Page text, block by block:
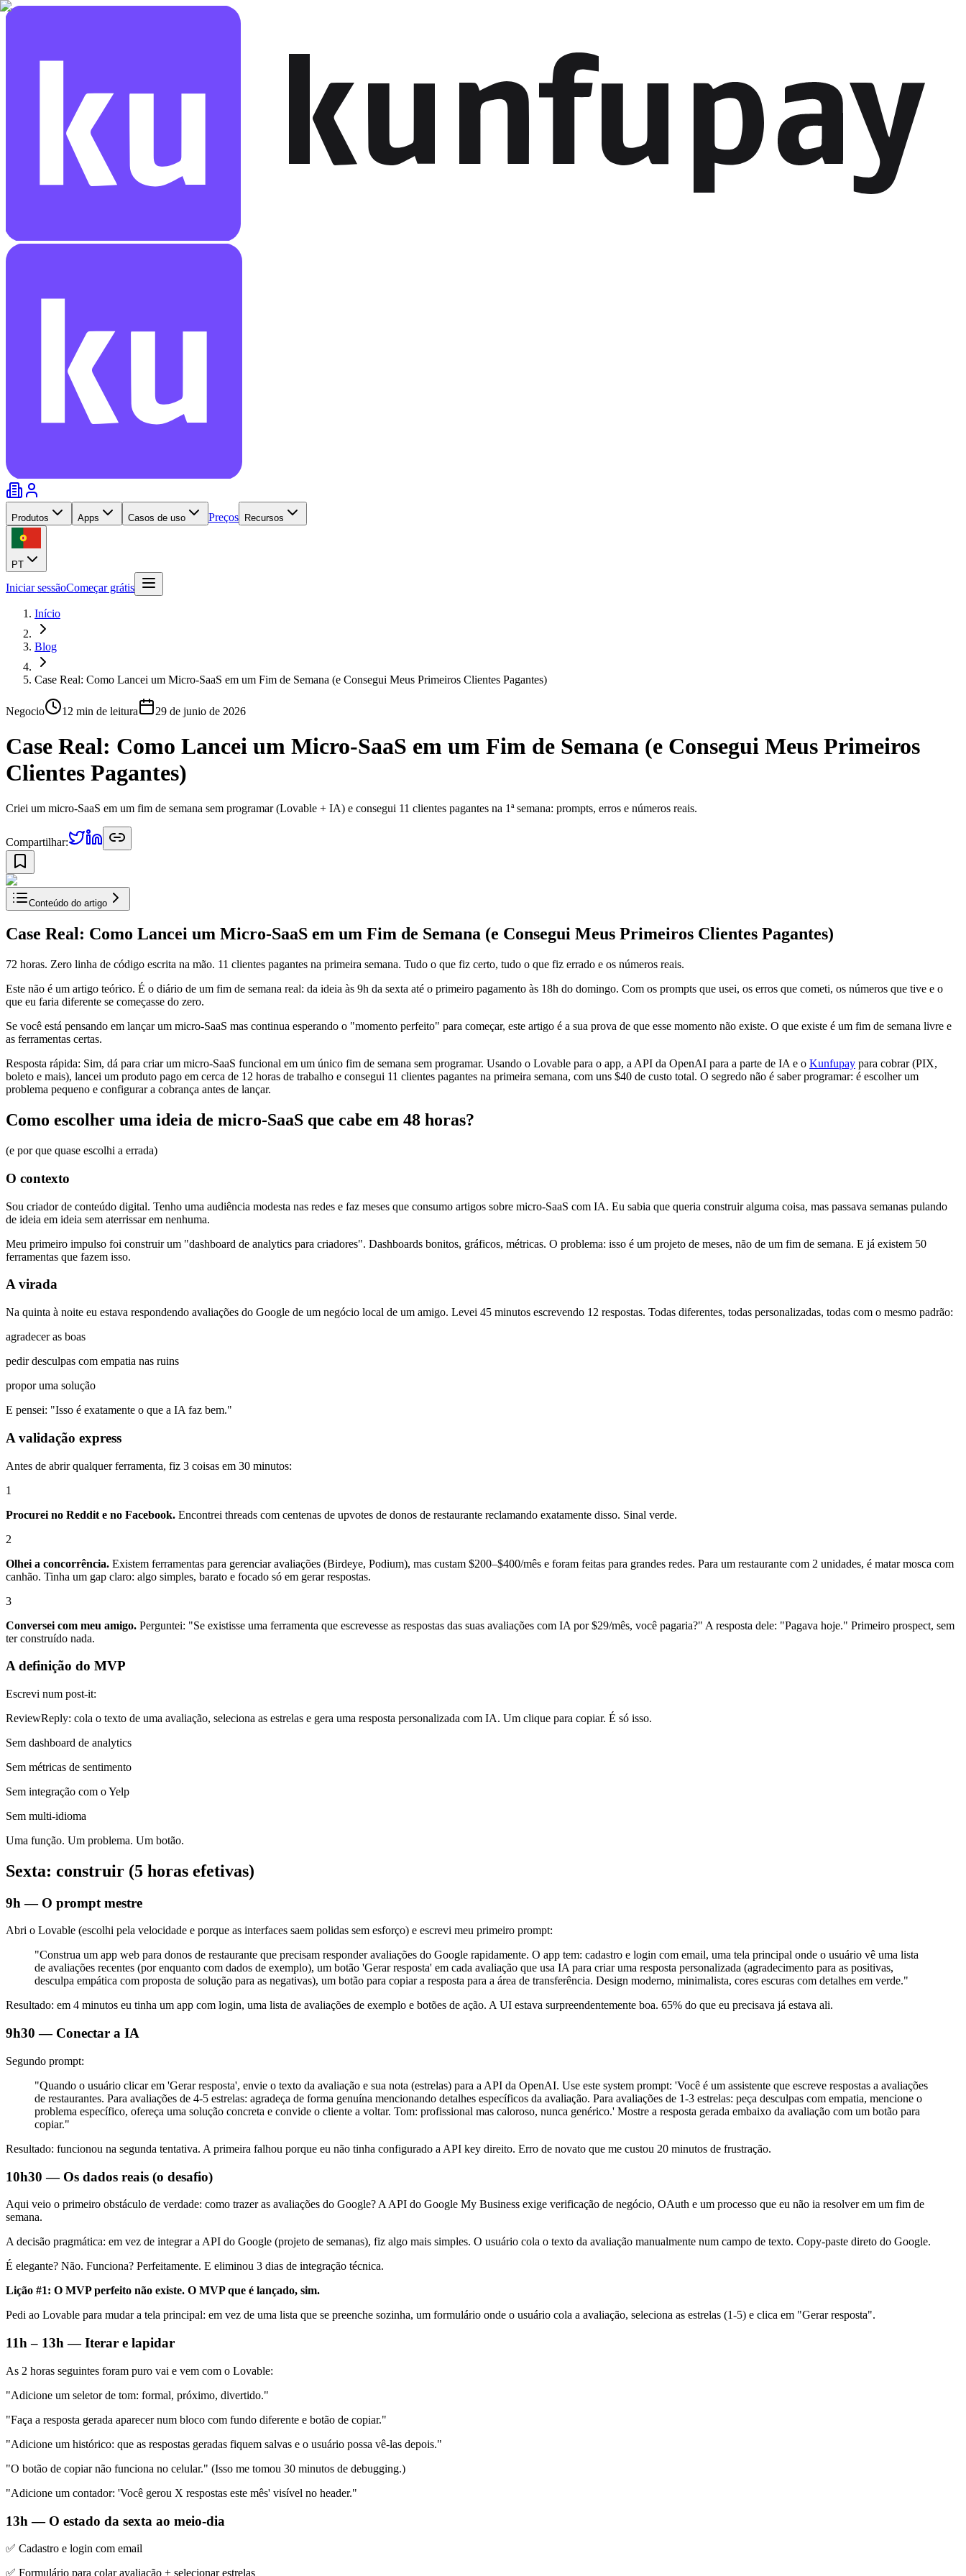
Produtos Apps Casos de uso Preços Recursos
PT
Iniciar sessãoComeçar grátis
Início
Blog
Case Real: Como Lancei um Micro-SaaS em um Fim de Semana (e Consegui Meus Primeiros Clientes Pagantes)
Negocio 12 min de leitura 29 de junio de 2026
Case Real: Como Lancei um Micro-SaaS em um Fim de Semana (e Consegui Meus Primeiros
Clientes Pagantes)
Criei um micro-SaaS em um fim de semana sem programar (Lovable + IA) e consegui 11 clientes pagantes na 1ª semana: prompts, erros e números reais.
Compartilhar:
Conteúdo do artigo
Case Real: Como Lancei um Micro-SaaS em um Fim de Semana (e Consegui Meus Primeiros Clientes Pagantes)
72 horas. Zero linha de código escrita na mão. 11 clientes pagantes na primeira semana. Tudo o que fiz certo, tudo o que fiz errado e os números reais.
Este não é um artigo teórico. É o diário de um fim de semana real: da ideia às 9h da sexta até o primeiro pagamento às 18h do domingo. Com os prompts que usei, os erros que cometi, os números que tive e o
que eu faria diferente se começasse do zero.
Se você está pensando em lançar um micro-SaaS mas continua esperando o "momento perfeito" para começar, este artigo é a sua prova de que esse momento não existe. O que existe é um fim de semana livre e
as ferramentas certas.
Resposta rápida: Sim, dá para criar um micro-SaaS funcional em um único fim de semana sem programar. Usando o Lovable para o app, a API da OpenAI para a parte de IA e o Kunfupay para cobrar (PIX,
boleto e mais), lancei um produto pago em cerca de 12 horas de trabalho e consegui 11 clientes pagantes na primeira semana, com uns $40 de custo total. O segredo não é saber programar: é escolher um
problema pequeno e configurar a cobrança antes de lançar.
Como escolher uma ideia de micro-SaaS que cabe em 48 horas?
(e por que quase escolhi a errada)
O contexto
Sou criador de conteúdo digital. Tenho uma audiência modesta nas redes e faz meses que consumo artigos sobre micro-SaaS com IA. Eu sabia que queria construir alguma coisa, mas passava semanas pulando
de ideia em ideia sem aterrissar em nenhuma.
Meu primeiro impulso foi construir um "dashboard de analytics para criadores". Dashboards bonitos, gráficos, métricas. O problema: isso é um projeto de meses, não de um fim de semana. E já existem 50
ferramentas que fazem isso.
A virada
Na quinta à noite eu estava respondendo avaliações do Google de um negócio local de um amigo. Levei 45 minutos escrevendo 12 respostas. Todas diferentes, todas personalizadas, todas com o mesmo padrão:
agradecer as boas
pedir desculpas com empatia nas ruins
propor uma solução
E pensei: "Isso é exatamente o que a IA faz bem."
A validação express
Antes de abrir qualquer ferramenta, fiz 3 coisas em 30 minutos:
1
Procurei no Reddit e no Facebook. Encontrei threads com centenas de upvotes de donos de restaurante reclamando exatamente disso. Sinal verde.
2
Olhei a concorrência. Existem ferramentas para gerenciar avaliações (Birdeye, Podium), mas custam $200–$400/mês e foram feitas para grandes redes. Para um restaurante com 2 unidades, é matar mosca com
canhão. Tinha um gap claro: algo simples, barato e focado só em gerar respostas.
3
Conversei com meu amigo. Perguntei: "Se existisse uma ferramenta que escrevesse as respostas das suas avaliações com IA por $29/mês, você pagaria?" A resposta dele: "Pagava hoje." Primeiro prospect, sem
ter construído nada.
A definição do MVP
Escrevi num post-it:
ReviewReply: cola o texto de uma avaliação, seleciona as estrelas e gera uma resposta personalizada com IA. Um clique para copiar. É só isso.
Sem dashboard de analytics
Sem métricas de sentimento
Sem integração com o Yelp
Sem multi-idioma
Uma função. Um problema. Um botão.
Sexta: construir (5 horas efetivas)
9h — O prompt mestre
Abri o Lovable (escolhi pela velocidade e porque as interfaces saem polidas sem esforço) e escrevi meu primeiro prompt:
"Construa um app web para donos de restaurante que precisam responder avaliações do Google rapidamente. O app tem: cadastro e login com email, uma tela principal onde o usuário vê uma lista
de avaliações recentes (por enquanto com dados de exemplo), um botão 'Gerar resposta' em cada avaliação que usa IA para criar uma resposta personalizada (agradecimento para as positivas,
desculpa empática com proposta de solução para as negativas), um botão para copiar a resposta para a área de transferência. Design moderno, minimalista, cores escuras com detalhes em verde."
Resultado: em 4 minutos eu tinha um app com login, uma lista de avaliações de exemplo e botões de ação. A UI estava surpreendentemente boa. 65% do que eu precisava já estava ali.
9h30 — Conectar a IA
Segundo prompt:
"Quando o usuário clicar em 'Gerar resposta', envie o texto da avaliação e sua nota (estrelas) para a API da OpenAI. Use este system prompt: 'Você é um assistente que escreve respostas a avaliações
de restaurantes. Para avaliações de 4-5 estrelas: agradeça de forma genuína mencionando detalhes específicos da avaliação. Para avaliações de 1-3 estrelas: peça desculpas com empatia, mencione o
problema específico, ofereça uma solução concreta e convide o cliente a voltar. Tom: profissional mas caloroso, nunca genérico.' Mostre a resposta gerada embaixo da avaliação com um botão para
copiar."
Resultado: funcionou na segunda tentativa. A primeira falhou porque eu não tinha configurado a API key direito. Erro de novato que me custou 20 minutos de frustração.
10h30 — Os dados reais (o desafio)
Aqui veio o primeiro obstáculo de verdade: como trazer as avaliações do Google? A API do Google My Business exige verificação de negócio, OAuth e um processo que eu não ia resolver em um fim de
semana.
A decisão pragmática: em vez de integrar a API do Google (projeto de semanas), fiz algo mais simples. O usuário cola o texto da avaliação manualmente num campo de texto. Copy-paste direto do Google.
É elegante? Não. Funciona? Perfeitamente. E eliminou 3 dias de integração técnica.
Lição #1: O MVP perfeito não existe. O MVP que é lançado, sim.
Pedi ao Lovable para mudar a tela principal: em vez de uma lista que se preenche sozinha, um formulário onde o usuário cola a avaliação, seleciona as estrelas (1-5) e clica em "Gerar resposta".
11h – 13h — Iterar e lapidar
As 2 horas seguintes foram puro vai e vem com o Lovable:
"Adicione um seletor de tom: formal, próximo, divertido."
"Faça a resposta gerada aparecer num bloco com fundo diferente e botão de copiar."
"Adicione um histórico: que as respostas geradas fiquem salvas e o usuário possa vê-las depois."
"O botão de copiar não funciona no celular." (Isso me tomou 30 minutos de debugging.)
"Adicione um contador: 'Você gerou X respostas este mês' visível no header."
13h — O estado da sexta ao meio-dia
✅ Cadastro e login com email
✅ Formulário para colar avaliação + selecionar estrelas